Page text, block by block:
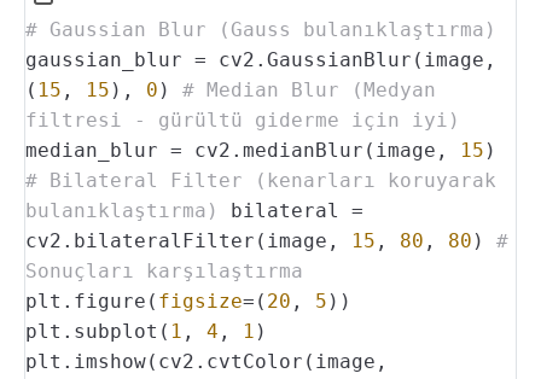
# Gaussian Blur (Gauss bulanıklaştırma)
gaussian_blur = cv2.GaussianBlur(image,
( 15 , 15 ), 0 )
# Median Blur (Medyan
filtresi - gürültü giderme için iyi)
median_blur = cv2.medianBlur(image,
15 )
# Bilateral Filter (kenarları koruyarak
bulanıklaştırma)
bilateral =
cv2.bilateralFilter(image,
15 , 80 , 80 )
#
Sonuçları karşılaştırma
plt.figure( figsize=( 20 , 5 ))
plt.subplot( 1 , 4 , 1 )
plt.imshow(cv2.cvtColor(image,